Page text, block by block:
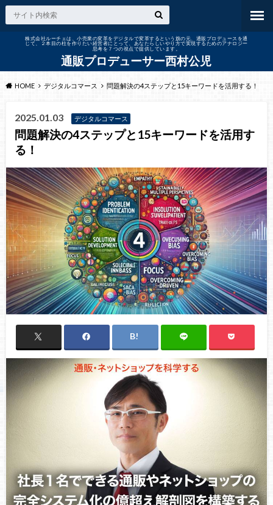
株式会社ルーチェは、小売業の変革をデジタルで変革するという旗の元、通販プロデュースを通
じて、２本目の柱を作りたい経営者にとって、あなたらしいやり方で実現するためのアナロジー
思考を７つの視点で提供しています。
通販プロデューサー西村公児
HOME デジタルコマース 問題解決の4ステップと15キーワードを活用する！
2025.01.03 デジタルコマース
問題解決の4ステップと15キーワードを活用す
る！